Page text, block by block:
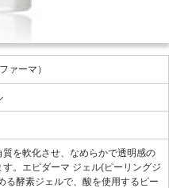
ァーマ）
質を軟化させ、なめらかで透明感の
。エピダーマ ジェル(ピーリングジ
る酵素ジェルで、酸を使用するピー